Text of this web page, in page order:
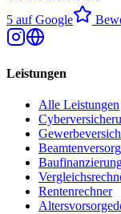
5 auf Google
Leistungen
Alle Leistungen
Rentenrechner